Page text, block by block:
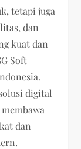
tetapi juga
dan
kuat dan
Soft
digital
dan